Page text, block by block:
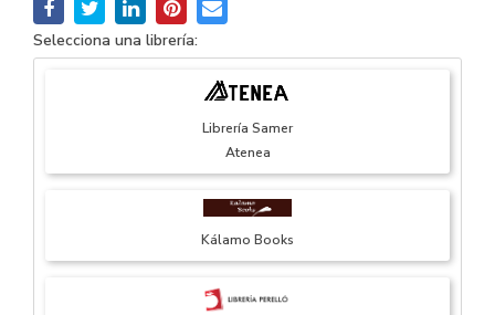
Selecciona una librería:
Librería Samer
Atenea
Kálamo Books